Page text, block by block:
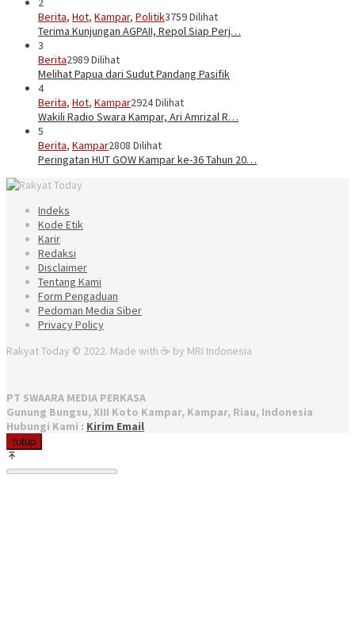
Berita, Hot, Kampar, Politik3759 Dilihat
Terima Kunjungan AGPAII, Repol Siap Perj…
3
Berita2989 Dilihat
Melihat Papua dari Sudut Pandang Pasifik
4
Berita, Hot, Kampar2924 Dilihat
Wakili Radio Swara Kampar, Ari Amrizal R…
5
Berita, Kampar2808 Dilihat
Peringatan HUT GOW Kampar ke-36 Tahun 20…
Indeks
Kode Etik
Karir
Redaksi
Disclaimer
Tentang Kami
Form Pengaduan
Pedoman Media Siber
Privacy Policy
Rakyat Today © 2022. Made with ☕ by MRI Indonesia
PT SWAARA MEDIA PERKASA
Gunung Bungsu, XIII Koto Kampar, Kampar, Riau, Indonesia
Hubungi Kami : Kirim Email
tutup